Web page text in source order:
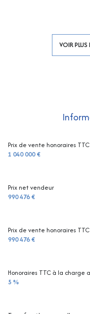
Chauffage individuel
2 niveau(x)
terrasse
VOIR
Prix de vente honoraires
1 040 000 €
Prix net vendeur
990 476 €
Prix de vente honoraires
990 476 €
Honoraires TTC à la charge
5 %